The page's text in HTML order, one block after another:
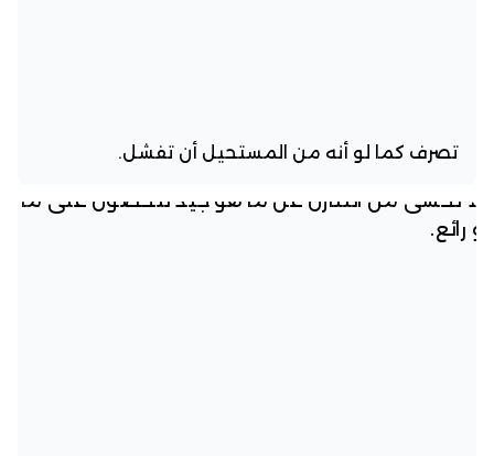
تصرف كما لو أنه من المستحيل أن تفشل.